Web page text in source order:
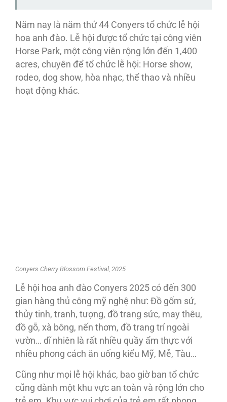
Năm nay là năm thứ 44 Conyers tổ chức lễ hội
hoa anh đào. Lễ hội được tổ chức tại công viên
Horse Park, một công viên rộng lớn đến 1,400
acres, chuyên để tổ chức lễ hội: Horse show,
rodeo, dog show, hòa nhạc, thể thao và nhiều
hoạt động khác.
Conyers Cherry Blossom Festival, 2025
Lễ hội hoa anh đào Conyers 2025 có đến 300
gian hàng thủ công mỹ nghệ như: Đồ gốm sứ,
thủy tinh, tranh, tượng, đồ trang sức, may thêu,
đồ gỗ, xà bông, nến thơm, đồ trang trí ngoài
vườn… dĩ nhiên là rất nhiều quầy ẩm thực với
nhiều phong cách ăn uống kiểu Mỹ, Mễ, Tàu…
Cũng như mọi lễ hội khác, bao giờ ban tổ chức
cũng dành một khu vực an toàn và rộng lớn cho